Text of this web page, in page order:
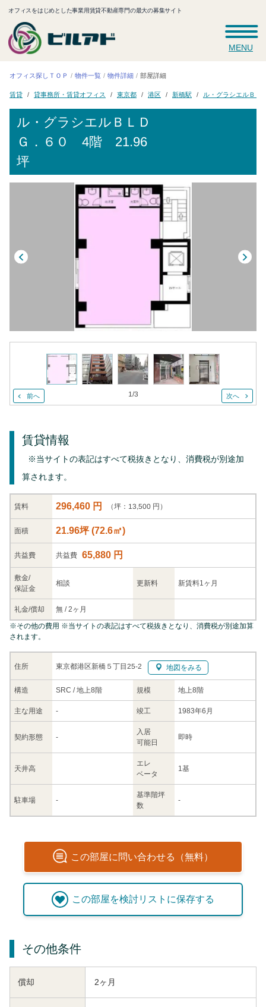
オフィスをはじめとした事業用賃貸不動産専門の最大の募集サイト
MENU
オフィス探しＴＯＰ 物件一覧 物件詳細 部屋詳細
賃貸 貸事務所・賃貸オフィス 東京都 港区 新橋駅 ル・グラシエルＢＬ
ル・グラシエルＢＬＤ
Ｇ．６０ 4階 21.96
坪
前へ 1/3 次へ
賃貸情報
※当サイトの表記はすべて税抜きとなり、消費税が別途加
算されます。
賃料 296,460 円 （坪：13,500 円）
面積 21.96坪(72.6㎡)
共益費 共益費 65,880 円
敷金/
保証金
相談 更新料 新賃料1ヶ月
礼金/償却 無 /2ヶ月
住所 東京都港区新橋５丁目25-2 地図をみる
構造 SRC / 地上8階 規模 地上8階
主な用途 - 竣工 1983年6月
契約形態 -
入居
可能日
即時
天井高
エレ
ベータ
1基
駐車場 -
基準階坪
数
-
※その他の費用 ※当サイトの表記はすべて税抜きとなり、消費税が別途加算
されます。
この部屋に問い合わせる（無料）
この部屋を検討リストに保存する
その他条件
償却 2ヶ月